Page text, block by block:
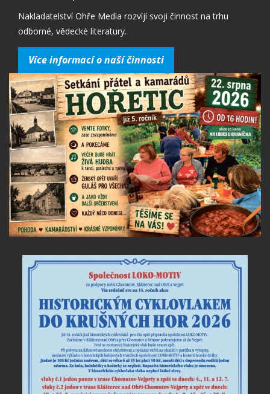
Nakladatelství Ohře Media rozvíjí svoji činnost na trhu
odborné, vědecké literatury.
Více informací o naší činnosti